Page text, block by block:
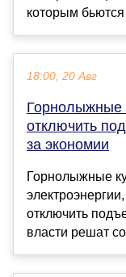
которым
18:00, 20 Авг
Горнолыжные
отключить
за экономии
Горнолыжные
отключить
власти решат